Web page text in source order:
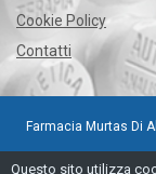
Questo sito utilizza
Cookie Policy
Contatti
Farmacia Murtas Di